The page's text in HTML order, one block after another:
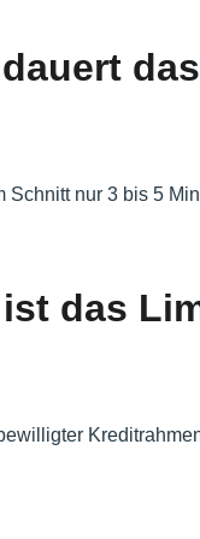
das
Schnitt nur 3 bis 5
das